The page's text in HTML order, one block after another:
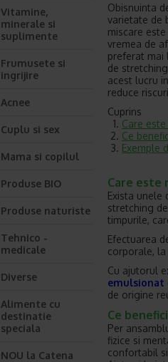
Obisnuinta
varietate de
miscare
vremea de
preferat mai
de
acest lucru
reduce
Cuprins
Care
Ce
Exemple
Care
Exista unele
stretching
timpurile,
Efectuarea
corporale,
Cu ajutorul
emulsionat
de origine
Ce
Per
fizice si
confortabil
Vitamine,
minerale si
suplimente
Frumusete si
ingrijire
Acnee
Cuplu si sex
Mama si copilul
Produse BIO
Produse naturiste
Tehnico -
medicale
Diverse
Alimente cu
destinatie
speciala
NOU la Catena